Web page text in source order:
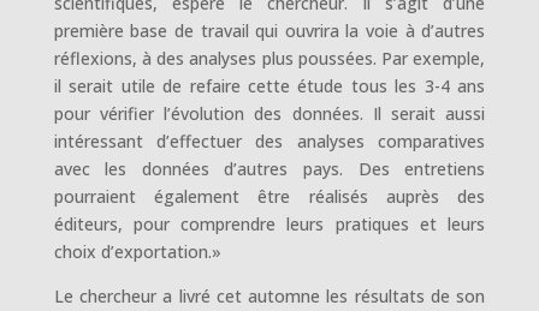
première base de travail qui ouvrira la voie à d’autres
réflexions, à des analyses plus poussées. Par exemple,
il serait utile de refaire cette étude tous les 3-4 ans
pour vérifier l’évolution des données. Il serait aussi
intéressant d’effectuer des analyses comparatives
avec les données d’autres pays. Des entretiens
pourraient également être réalisés auprès des
éditeurs, pour comprendre leurs pratiques et leurs
choix d’exportation.»
Le chercheur a livré cet automne les résultats de son